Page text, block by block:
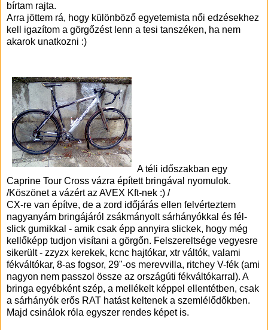
bírtam rajta.
Arra jöttem rá, hogy különböző egyetemista női edzésekhez
kell igazítom a görgőzést lenn a tesi tanszéken, ha nem
akarok unatkozni :)
A téli időszakban egy
Caprine Tour Cross vázra épített bringával nyomulok.
/Köszönet a vázért az AVEX Kft-nek :) /
CX-re van építve, de a zord időjárás ellen felvérteztem
nagyanyám bringájáról zsákmányolt sárhányókkal és fél-
slick gumikkal - amik csak épp annyira slickek, hogy még
kellőképp tudjon visítani a görgőn. Felszereltsége vegyesre
sikerült - zzyzx kerekek, kcnc hajtókar, xtr váltók, valami
fékváltókar, 8-as fogsor, 29"-os merevvilla, ritchey V-fék (ami
nagyon nem passzol össze az országúti fékváltókarral). A
bringa egyébként szép, a mellékelt képpel ellentétben, csak
a sárhányók erős RAT hatást keltenek a szemlélődőkben.
Majd csinálok róla egyszer rendes képet is.